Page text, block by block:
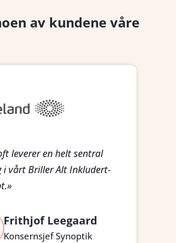
av kundene våre
leverer en helt sentral
i vårt Briller Alt Inkludert-
Frithjof Leegaard
Konsernsjef Synoptik